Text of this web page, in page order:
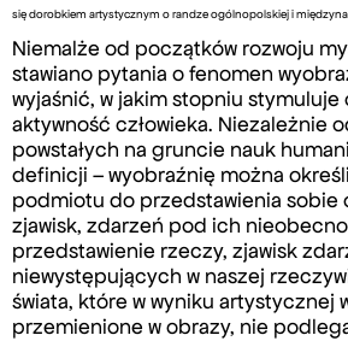
się dorobkiem artystycznym o randze ogólnopolskiej i
Niemalże od początków rozwoju
stawiano pytania o fenomen
wyjaśnić, w jakim stopniu stymuluje
aktywność człowieka. Niezależnie
powstałych na gruncie nauk
definicji – wyobraźnię można
podmiotu do przedstawienia sobie
zjawisk, zdarzeń pod ich
przedstawienie rzeczy, zjawisk
niewystępujących w naszej
świata, które w wyniku artystycznej
przemienione w obrazy, nie